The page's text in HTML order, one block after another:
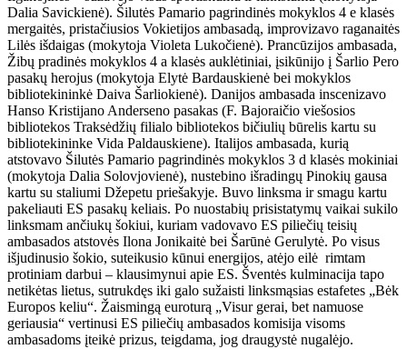
Dalia Savickienė). Šilutės Pamario pagrindinės mokyklos 4 e klasės
mergaitės, pristačiusios Vokietijos ambasadą, improvizavo raganaitės
Lilės išdaigas (mokytoja Violeta Lukočienė). Prancūzijos ambasada,
Žibų pradinės mokyklos 4 a klasės auklėtiniai, įsikūnijo į Šarlio Pero
pasakų herojus (mokytoja Elytė Bardauskienė bei mokyklos
bibliotekininkė Daiva Šarliokienė). Danijos ambasada inscenizavo
Hanso Kristijano Anderseno pasakas (F. Bajoraičio viešosios
bibliotekos Traksėdžių filialo bibliotekos bičiulių būrelis kartu su
bibliotekininke Vida Paldauskiene). Italijos ambasada, kurią
atstovavo Šilutės Pamario pagrindinės mokyklos 3 d klasės mokiniai
(mokytoja Dalia Solovjovienė), nustebino išradingų Pinokių gausa
kartu su staliumi Džepetu priešakyje. Buvo linksma ir smagu kartu
pakeliauti ES pasakų keliais. Po nuostabių prisistatymų vaikai sukilo
linksmam ančiukų šokiui, kuriam vadovavo ES piliečių teisių
ambasados atstovės Ilona Jonikaitė bei Šarūnė Gerulytė. Po visus
išjudinusio šokio, suteikusio kūnui energijos, atėjo eilė rimtam
protiniam darbui – klausimynui apie ES. Šventės kulminacija tapo
netikėtas lietus, sutrukdęs iki galo sužaisti linksmąsias estafetes „Bėk
Europos keliu“. Žaismingą euroturą „Visur gerai, bet namuose
geriausia“ vertinusi ES piliečių ambasados komisija visoms
ambasadoms įteikė prizus, teigdama, jog draugystė nugalėjo.